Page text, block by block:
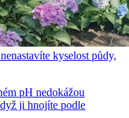
kyselost půdy,
pH nedokážou
ji hnojíte podle